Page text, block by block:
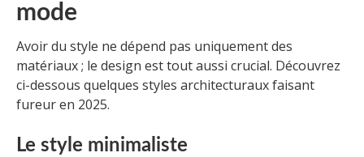
mode
Avoir du style ne dépend pas uniquement des
matériaux ; le design est tout aussi crucial. Découvrez
ci-dessous quelques styles architecturaux faisant
fureur en 2025.
Le style minimaliste